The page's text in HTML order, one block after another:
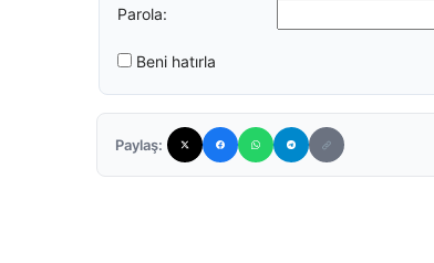
Parola:
Beni hatırla
Paylaş: